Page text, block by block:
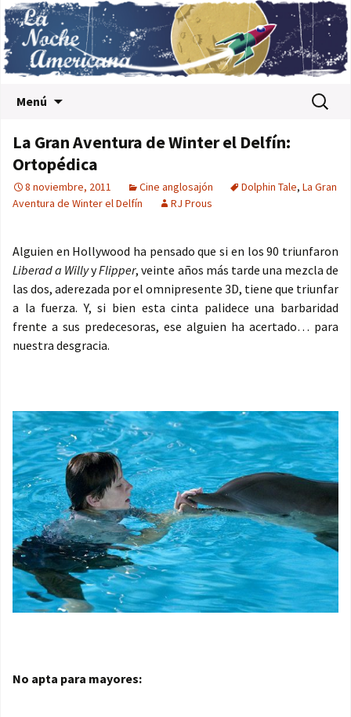
Menú Buscar:
La Gran Aventura de Winter el Delfín:
Ortopédica
8 noviembre, 2011 Cine anglosajón Dolphin Tale, La Gran
Aventura de Winter el Delfín
RJ Prous
Alguien en Hollywood ha pensado que si en los 90 triunfaron
Liberad a WillyyFlipper, veinte años más tarde una mezcla de
las dos, aderezada por el omnipresente 3D, tiene que triunfar
a la fuerza. Y, si bien esta cinta palidece una barbaridad
frente a sus predecesoras, ese alguien ha acertado… para
nuestra desgracia.
No apta para mayores: